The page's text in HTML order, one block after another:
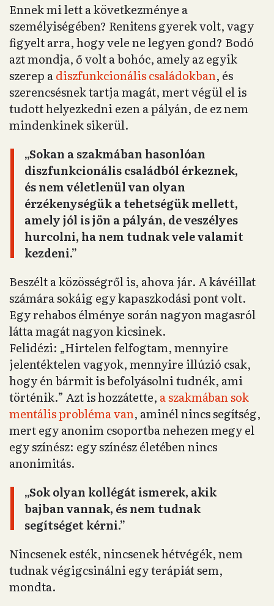
Ennek mi lett a következménye a
személyiségében? Renitens gyerek volt, vagy
figyelt arra, hogy vele ne legyen gond? Bodó
azt mondja, ő volt a bohóc, amely az egyik
szerep adiszfunkcionális családokban, és
szerencsésnek tartja magát, mert végül el is
tudott helyezkedni ezen a pályán, de ez nem
mindenkinek sikerül.
„Sokan a szakmában hasonlóan
diszfunkcionális családból érkeznek,
és nem véletlenül van olyan
érzékenységük a tehetségük mellett,
amely jól is jön a pályán, de veszélyes
hurcolni, ha nem tudnak vele valamit
kezdeni.”
Beszélt a közösségről is, ahova jár. A kávéillat
számára sokáig egy kapaszkodási pont volt.
Egy rehabos élménye során nagyon magasról
látta magát nagyon kicsinek.
Felidézi: „Hirtelen felfogtam, mennyire
jelentéktelen vagyok, mennyire illúzió csak,
hogy én bármit is befolyásolni tudnék, ami
történik.” Azt is hozzátette, a szakmában sok
mentális probléma van, aminél nincs segítség,
mert egy anonim csoportba nehezen megy el
egy színész: egy színész életében nincs
anonimitás.
„Sok olyan kollégát ismerek, akik
bajban vannak, és nem tudnak
segítséget kérni.”
Nincsenek esték, nincsenek hétvégék, nem
tudnak végigcsinálni egy terápiát sem,
mondta.